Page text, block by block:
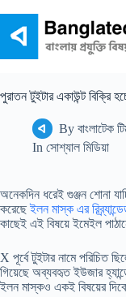
content
পুরাতন টুইটার একাউন্ট বিক্রি
By বাংলাটেক
In সোশ্যাল মিডিয়া
অনেকদিন ধরেই গুঞ্জন শোনা
করেছেইলন মাস্ক এর
কাছেই এই বিষয়ে ইমেইল
X পূর্বে টুইটার নামে পরিচিত
গিয়েছে অব্যবহৃত ইউজার
ইলন মাস্কও একই বিষয়ের